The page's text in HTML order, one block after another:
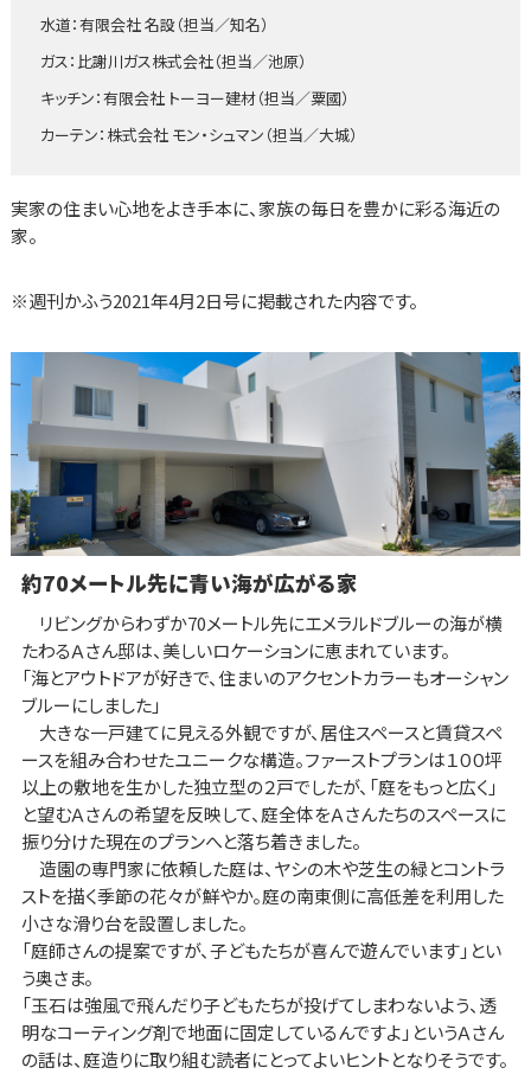
水道：有限会社 名設（担当／知名）
ガス：比謝川ガス株式会社（担当／池原）
キッチン：有限会社 トーヨー建材（担当／粟國）
カーテン：株式会社 モン・シュマン（担当／大城）
実家の住まい心地をよき手本に、家族の毎日を豊かに彩る海近の
家。
※週刊かふう2021年4月2日号に掲載された内容です。
約70メートル先に青い海が広がる家
リビングからわずか70メートル先にエメラルドブルーの海が横
たわるＡさん邸は、美しいロケーションに恵まれています。
「海とアウトドアが好きで、住まいのアクセントカラーもオーシャン
ブルーにしました」
大きな一戸建てに見える外観ですが、居住スペースと賃貸スペ
ースを組み合わせたユニークな構造。ファーストプランは１００坪
以上の敷地を生かした独立型の２戸でしたが、「庭をもっと広く」
と望むＡさんの希望を反映して、庭全体をＡさんたちのスペースに
振り分けた現在のプランへと落ち着きました。
造園の専門家に依頼した庭は、ヤシの木や芝生の緑とコントラ
ストを描く季節の花々が鮮やか。庭の南東側に高低差を利用した
小さな滑り台を設置しました。
「庭師さんの提案ですが、子どもたちが喜んで遊んでいます」とい
う奥さま。
「玉石は強風で飛んだり子どもたちが投げてしまわないよう、透
明なコーティング剤で地面に固定しているんですよ」というＡさん
の話は、庭造りに取り組む読者にとってよいヒントとなりそうです。